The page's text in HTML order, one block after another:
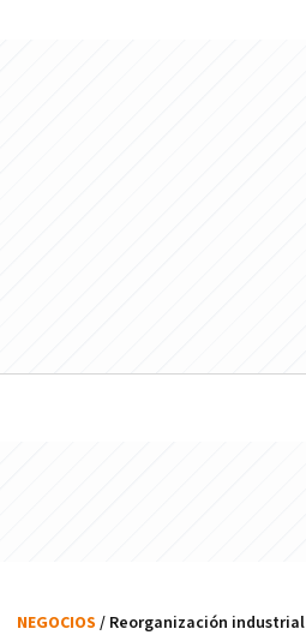
NEGOCIOS / Reorganización industrial